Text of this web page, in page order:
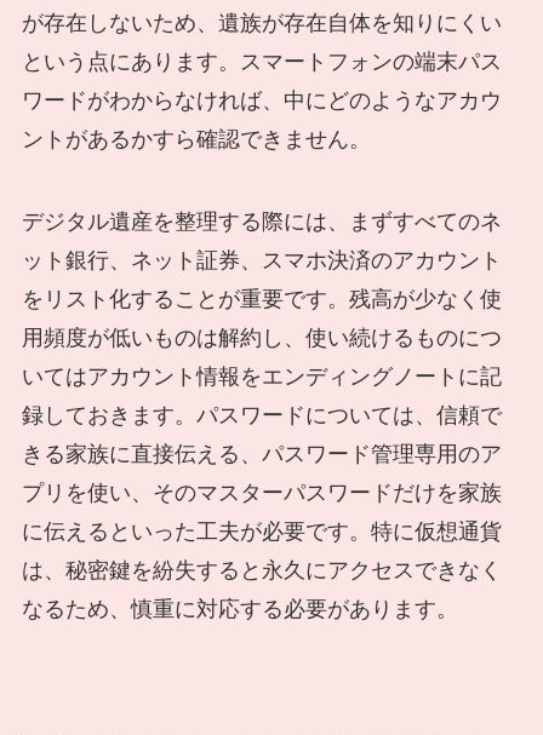
が存在しないため、遺族が存在自体を知りにくい
という点にあります。スマートフォンの端末パス
ワードがわからなければ、中にどのようなアカウ
ントがあるかすら確認できません。
デジタル遺産を整理する際には、まずすべてのネ
ット銀行、ネット証券、スマホ決済のアカウント
をリスト化することが重要です。残高が少なく使
用頻度が低いものは解約し、使い続けるものにつ
いてはアカウント情報をエンディングノートに記
録しておきます。パスワードについては、信頼で
きる家族に直接伝える、パスワード管理専用のア
プリを使い、そのマスターパスワードだけを家族
に伝えるといった工夫が必要です。特に仮想通貨
は、秘密鍵を紛失すると永久にアクセスできなく
なるため、慎重に対応する必要があります。